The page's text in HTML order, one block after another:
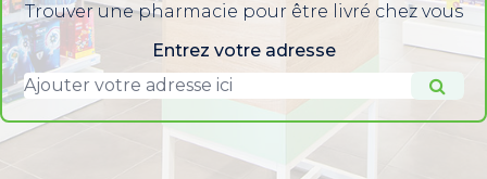
Trouver une pharmacie pour être livré chez vous
Entrez votre adresse